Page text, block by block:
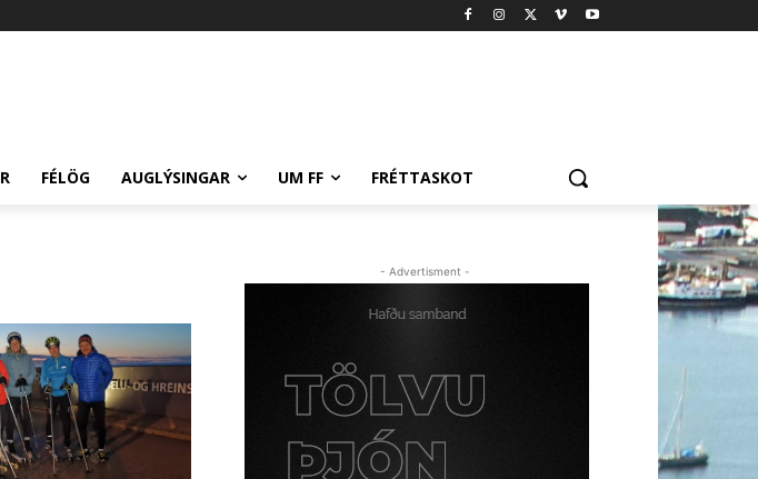
FÉLÖG AUGLÝSINGAR UM FF FRÉTTASKOT
- Advertisment -